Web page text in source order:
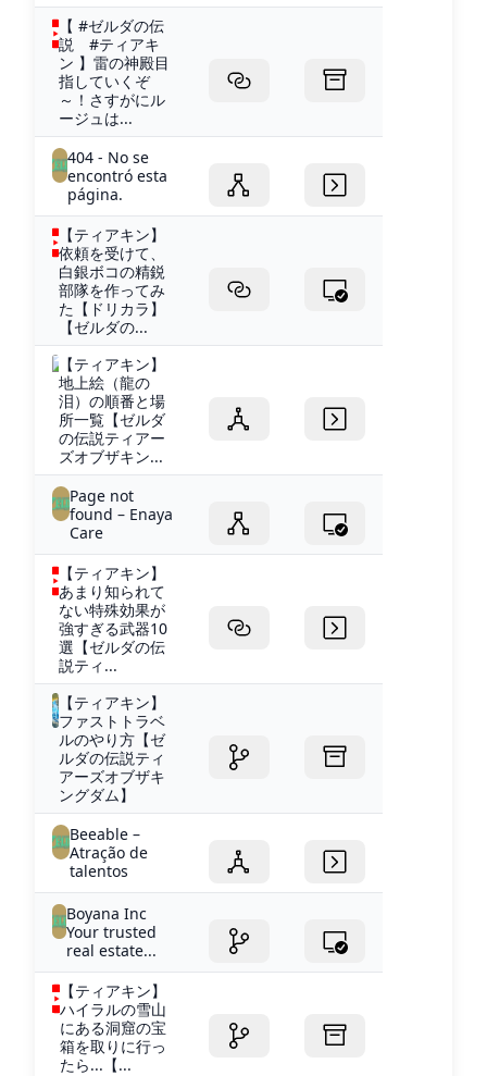
【 #ゼルダの伝
説 #ティアキ
ン 】雷の神殿目
指していくぞ
～！さすがにル
ージュは...
404 - No se
encontró esta
página.
【ティアキン】
依頼を受けて、
白銀ボコの精鋭
部隊を作ってみ
た【ドリカラ】
【ゼルダの...
【ティアキン】
地上絵（龍の
泪）の順番と場
所一覧【ゼルダ
の伝説ティアー
ズオブザキン...
Page not
found – Enaya
Care
【ティアキン】
あまり知られて
ない特殊効果が
強すぎる武器10
選【ゼルダの伝
説ティ...
【ティアキン】
ファストトラベ
ルのやり方【ゼ
ルダの伝説ティ
アーズオブザキ
ングダム】
Beeable –
Atração de
talentos
Boyana Inc
Your trusted
real estate...
【ティアキン】
ハイラルの雪山
にある洞窟の宝
箱を取りに行っ
たら...【...